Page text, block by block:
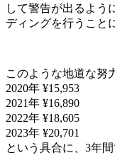
して警告が出るよう
ディングを行うこと
このような地道な努
2020年 ¥15,953
2021年 ¥16,890
2022年 ¥18,605
2023年 ¥20,701
という具合に、3年